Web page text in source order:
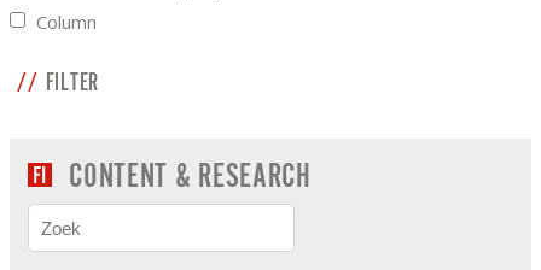
Column
FILTER
CONTENT & RESEARCH